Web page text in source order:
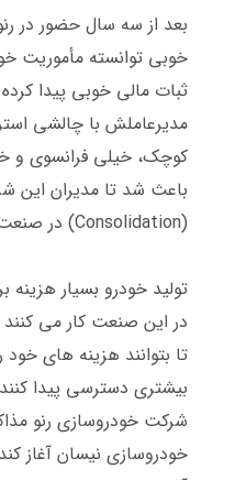
بعد از سه سال حضور در
خوبی توانسته مأموریت
ثبات مالی خوبی پیدا
مدیرعاملش با چالشی
کوچک، خیلی فرانسوی و
باعث شد تا مدیران این
(Consolidation)
در
تولید خودرو بسیار
در این صنعت کار می
تا بتوانند هزینه های
بیشتری دسترسی پیدا کنند
شرکت خودروسازی رنو
خودروسازی نیسان آغاز کند